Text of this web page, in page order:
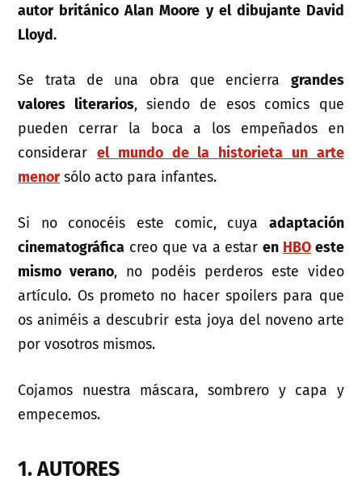
autor británico Alan Moore y el dibujante David
Lloyd.
Se trata de una obra que encierra grandes
valores literarios, siendo de esos comics que
pueden cerrar la boca a los empeñados en
considerarel mundo de la historieta un arte
menorsólo acto para infantes.
Si no conocéis este comic, cuya adaptación
cinematográfica creo que va a estaren HBOeste
mismo verano, no podéis perderos este video
artículo. Os prometo no hacer spoilers para que
os animéis a descubrir esta joya del noveno arte
por vosotros mismos.
Cojamos nuestra máscara, sombrero y capa y
empecemos.
1. AUTORES